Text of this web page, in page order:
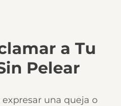
a Tu
Pelear
una queja o